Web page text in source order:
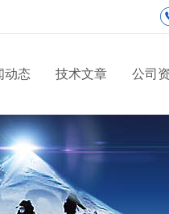
动态 技术文章 公司